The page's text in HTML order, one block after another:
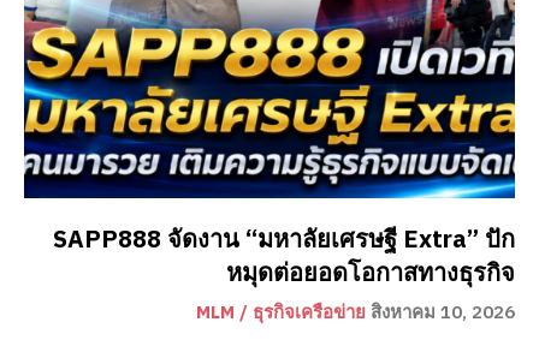
SAPP888 จัดงาน “มหาลัยเศรษฐี Extra” ปัก
หมุดต่อยอดโอกาสทางธุรกิจ
MLM / ธุรกิจเครือข่าย สิงหาคม 10, 2026